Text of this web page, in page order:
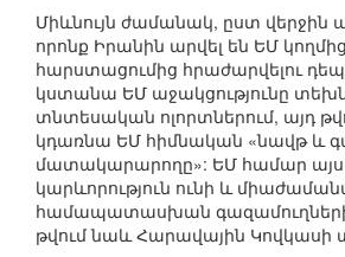
Միևնույն ժամանակ, ըստ վերջին
որոնք Իրանին արվել են ԵՄ
հարստացումից հրաժարվելու
կստանա ԵՄ աջակցությունը
տնտեսական ոլորտներում, այդ
կդառնա ԵՄ հիմնական «նավթ և
մատակարարողը»: ԵՄ համար
կարևորություն ունի և
համապատասխան գազամուղների
թվում նաև Հարավային Կովկասի